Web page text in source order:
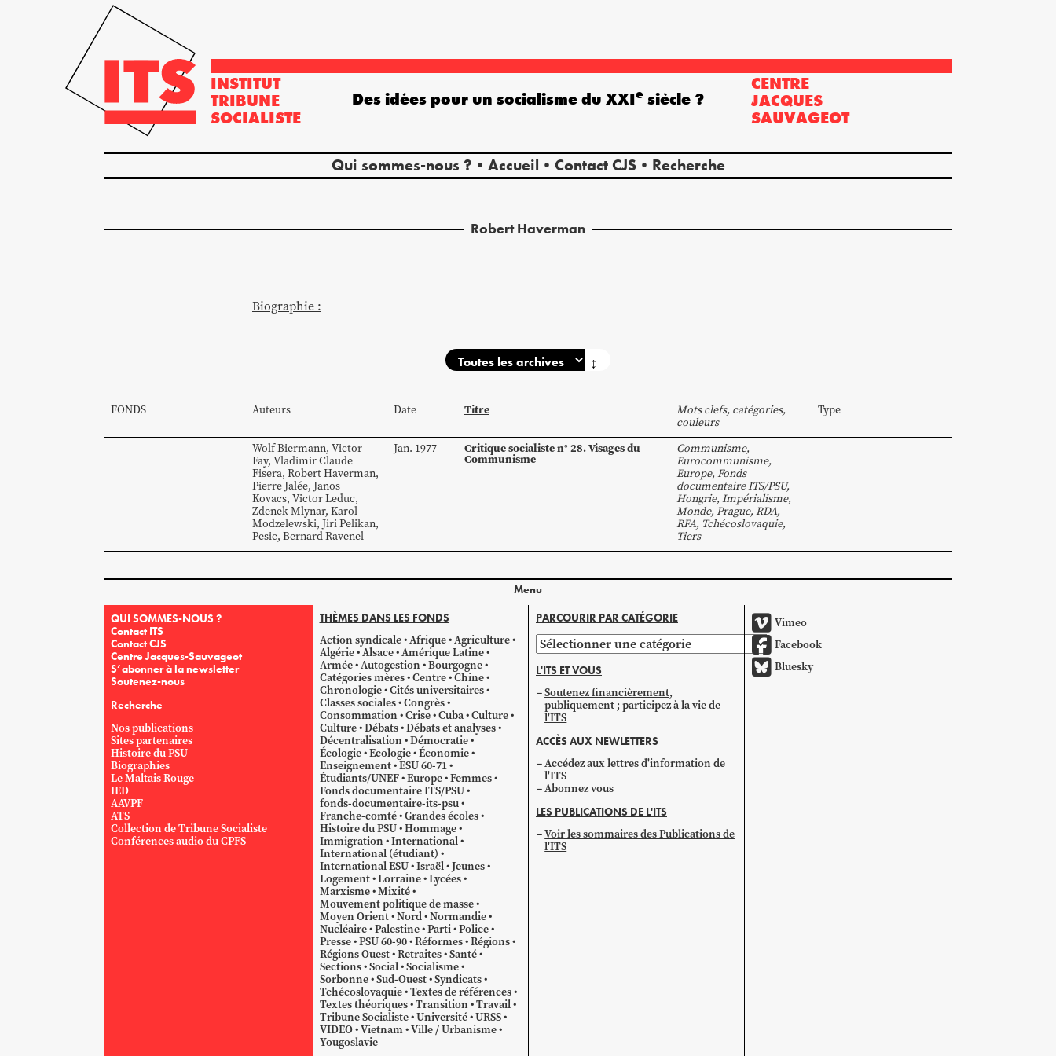
INSTITUT
TRIBUNE
SOCIALISTE
CENTRE
JACQUES
SAUVAGEOT
Qui sommes-nous ? Accueil Contact CJS Recherche
Des idées pour un socialisme du XXIe siècle ?
Robert Haverman
Biographie :
↕
FONDS Auteurs Date Titre
Mots clefs, catégories,
couleurs
Type
WolfBiermann, Victor
Fay, Vladimir Claude
Fisera, RobertHaverman,
PierreJalée, Janos
Kovacs, VictorLeduc,
ZdenekMlynar, Karol
Modzelewski, JiriPelikan,
Pesic, BernardRavenel
Jan. 1977 Critique socialiste n° 28. Visages du
Communisme
Communisme,
Eurocommunisme,
Europe, Fonds
documentaire ITS/PSU,
Hongrie, Impérialisme,
Monde, Prague, RDA,
RFA, Tchécoslovaquie,
Tiers
Menu
QUI SOMMES-NOUS ?
Contact ITS
Contact CJS
Centre Jacques-Sauvageot
S’abonner à la newsletter
Soutenez-nous
Recherche
Nos publications
Sites partenaires
Histoire du PSU
Biographies
Le Maltais Rouge
IED
AAVPF
ATS
Collection de Tribune Socialiste
Conférences audio du CPFS
THÈMES DANS LES FONDS
Action syndicale Afrique Agriculture
Algérie Alsace Amérique Latine
Armée Autogestion Bourgogne
Catégories mères Centre Chine
Chronologie Cités universitaires
Classes sociales Congrès
Consommation Crise Cuba Culture
Culture Débats Débats et analyses
Décentralisation Démocratie
Écologie Ecologie Économie
Enseignement ESU 60-71
Étudiants/UNEF Europe Femmes
Fonds documentaire ITS/PSU
fonds-documentaire-its-psu
Franche-comté Grandes écoles
Histoire du PSU Hommage
Immigration International
International (étudiant)
International ESU Israël Jeunes
Logement Lorraine Lycées
Marxisme Mixité
Mouvement politique de masse
Moyen Orient Nord Normandie
Nucléaire Palestine Parti Police
Presse PSU 60-90 Réformes Régions
Régions Ouest Retraites Santé
Sections Social Socialisme
Sorbonne Sud-Ouest Syndicats
Tchécoslovaquie Textes de références
Textes théoriques Transition Travail
Tribune Socialiste Université URSS
VIDEO Vietnam Ville / Urbanisme
Yougoslavie
PARCOURIR PAR CATÉGORIE
Parcourir
par
catégorie
L'ITS ET VOUS
Soutenez financièrement,
publiquement ; participez à la vie de
l'ITS
ACCÈS AUX NEWLETTERS
Accédez aux lettres d'information de
l'ITS
Abonnez vous
LES PUBLICATIONS DE L'ITS
Voir les sommaires des Publications de
l'ITS
Vimeo
Facebook
Bluesky